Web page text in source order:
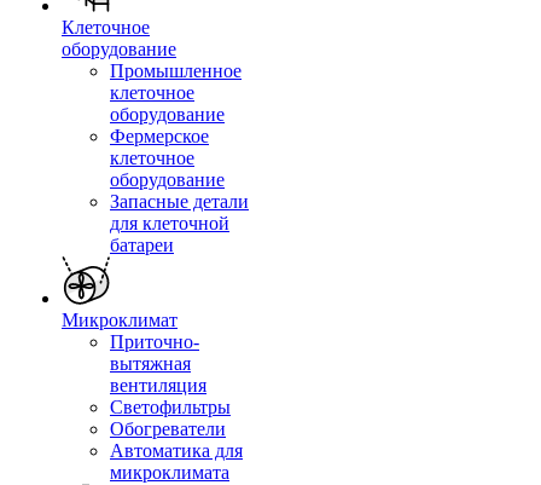
Клеточное
оборудование
Промышленное
клеточное
оборудование
Фермерское
клеточное
оборудование
Запасные детали
для клеточной
батареи
Микроклимат
Приточно-
вытяжная
вентиляция
Светофильтры
Обогреватели
Автоматика для
микроклимата